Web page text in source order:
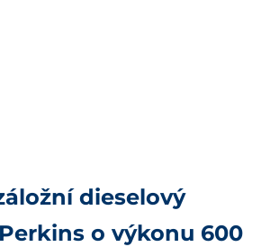
dieselový
o výkonu 600